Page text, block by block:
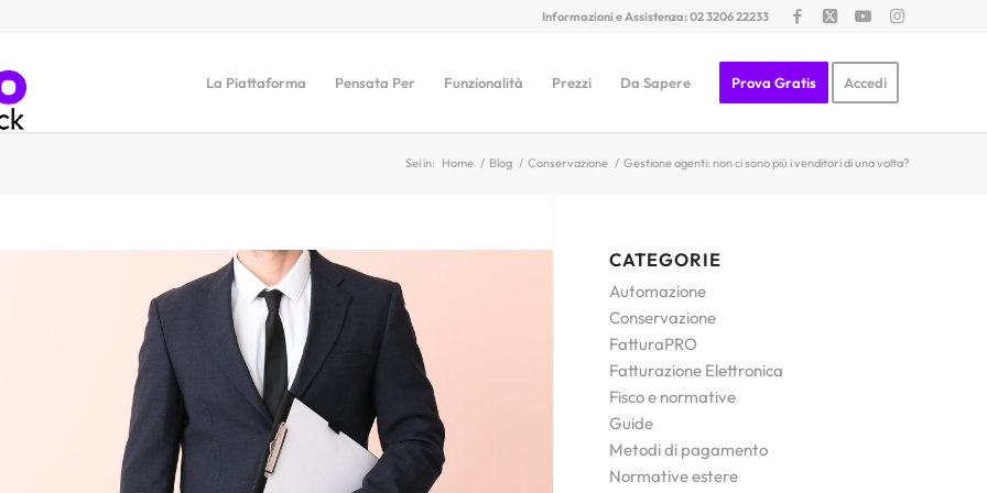
Informazioni e Assistenza: 02 3206 22233
La Piattaforma Pensata Per Funzionalità Prezzi Da Sapere Prova Gratis Accedi
Sei in: Home / Blog / Conservazione / Gestione agenti: non ci sono più i venditori di una volta?
CATEGORIE
Automazione
Conservazione
FatturaPRO
Fatturazione Elettronica
Fisco e normative
Guide
Metodi di pagamento
Normative estere